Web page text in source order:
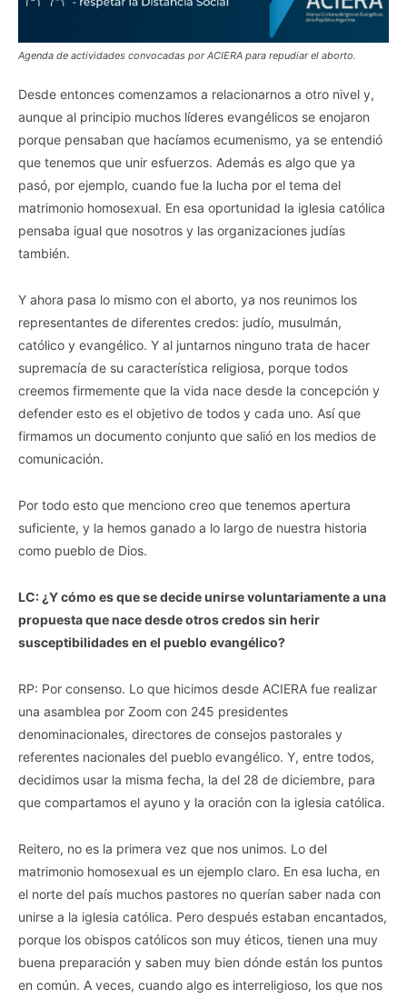
Agenda de actividades convocadas por ACIERA para repudiar el aborto.
Desde entonces comenzamos a relacionarnos a otro nivel y,
aunque al principio muchos líderes evangélicos se enojaron
porque pensaban que hacíamos ecumenismo, ya se entendió
que tenemos que unir esfuerzos. Además es algo que ya
pasó, por ejemplo, cuando fue la lucha por el tema del
matrimonio homosexual. En esa oportunidad la iglesia católica
pensaba igual que nosotros y las organizaciones judías
también.
Y ahora pasa lo mismo con el aborto, ya nos reunimos los
representantes de diferentes credos: judío, musulmán,
católico y evangélico. Y al juntarnos ninguno trata de hacer
supremacía de su característica religiosa, porque todos
creemos firmemente que la vida nace desde la concepción y
defender esto es el objetivo de todos y cada uno. Así que
firmamos un documento conjunto que salió en los medios de
comunicación.
Por todo esto que menciono creo que tenemos apertura
suficiente, y la hemos ganado a lo largo de nuestra historia
como pueblo de Dios.
LC: ¿Y cómo es que se decide unirse voluntariamente a una
propuesta que nace desde otros credos sin herir
susceptibilidades en el pueblo evangélico?
RP: Por consenso. Lo que hicimos desde ACIERA fue realizar
una asamblea por Zoom con 245 presidentes
denominacionales, directores de consejos pastorales y
referentes nacionales del pueblo evangélico. Y, entre todos,
decidimos usar la misma fecha, la del 28 de diciembre, para
que compartamos el ayuno y la oración con la iglesia católica.
Reitero, no es la primera vez que nos unimos. Lo del
matrimonio homosexual es un ejemplo claro. En esa lucha, en
el norte del país muchos pastores no querían saber nada con
unirse a la iglesia católica. Pero después estaban encantados,
porque los obispos católicos son muy éticos, tienen una muy
buena preparación y saben muy bien dónde están los puntos
en común. A veces, cuando algo es interreligioso, los que nos